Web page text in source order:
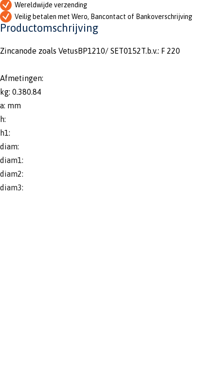
Wereldwijde verzending
Veilig betalen met Wero, Bancontact of Bankoverschrijving
Productomschrijving
Zincanode zoals VetusBP1210/ SET0152T.b.v.: F 220
Afmetingen:
kg: 0.380.84
a: mm
h:
h1:
diam:
diam1:
diam2:
diam3: